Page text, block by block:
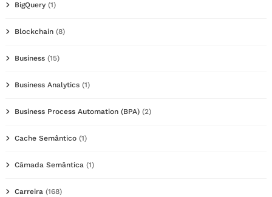
BigQuery (1)
Blockchain (8)
Business (15)
Business Analytics (1)
Business Process Automation (BPA) (2)
Cache Semântico (1)
Câmada Semântica (1)
Carreira (168)